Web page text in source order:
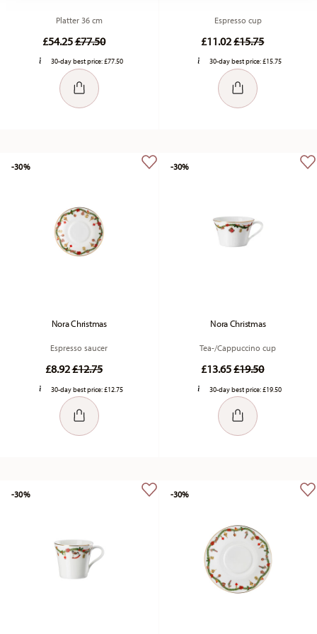
Platter 36 cm
£54.25Price reduced from
£77.50to
30-day best price:£77.50
Espresso cup
£11.02Price reduced
£15.75to
30-day best price:£15.75
Nora Christmas
Espresso saucer
£8.92Price reduced from
£12.75to
30-day best price:£12.75
-30%
Nora Christmas
Tea-/Cappuccino cup
£13.65Price reduced
£19.50to
30-day best price:£19.50
-30%
-30% -30%